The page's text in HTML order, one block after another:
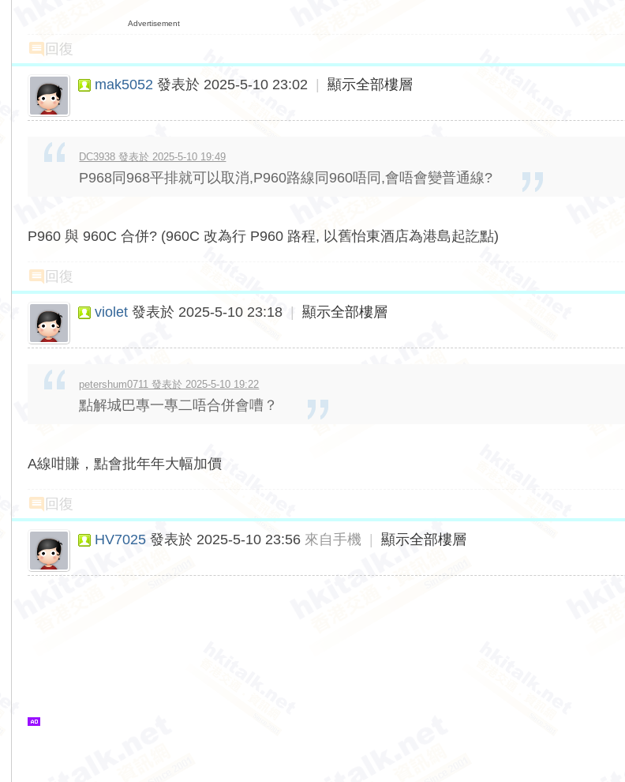
Advertisement
回復
mak5052 發表於 2025-5-10 23:02 顯示全部樓層
DC3938 發表於 2025-5-10 19:49
P968同968平排就可以取消,P960路線同960唔同,會唔會變普通線?
P960 與 960C 合併? (960C 改為行 P960 路程, 以舊怡東酒店為港島起訖點)
回復
violet 發表於 2025-5-10 23:18 顯示全部樓層
petershum0711 發表於 2025-5-10 19:22
點解城巴專一專二唔合併會嘈？
A線咁賺，點會批年年大幅加價
回復
HV7025 發表於 2025-5-10 23:56 來自手機 顯示全部樓層